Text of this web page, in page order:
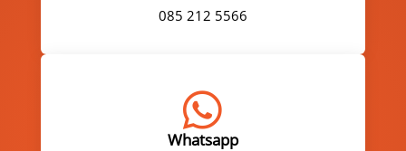
085 212 5566

Whatsapp